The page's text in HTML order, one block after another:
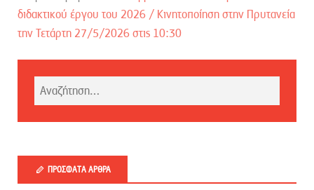
διδακτικού έργου του 2026 / Kινητοποίηση στην Πρυτανεία
την Τετάρτη 27/5/2026 στις 10:30
ΠΡΌΣΦΑΤΑ ΆΡΘΡΑ